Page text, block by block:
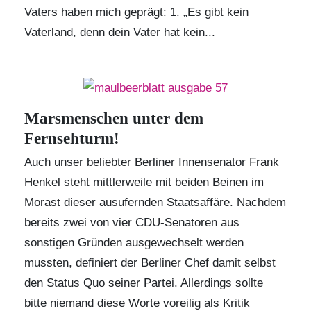
Vaters haben mich geprägt: 1. „Es gibt kein
Vaterland, denn dein Vater hat kein...
Marsmenschen unter dem
Fernsehturm!
Auch unser beliebter Berliner Innensenator Frank
Henkel steht mittlerweile mit beiden Beinen im
Morast dieser ausufernden Staatsaffäre. Nachdem
bereits zwei von vier CDU-Senatoren aus
sonstigen Gründen ausgewechselt werden
mussten, definiert der Berliner Chef damit selbst
den Status Quo seiner Partei. Allerdings sollte
bitte niemand diese Worte voreilig als Kritik